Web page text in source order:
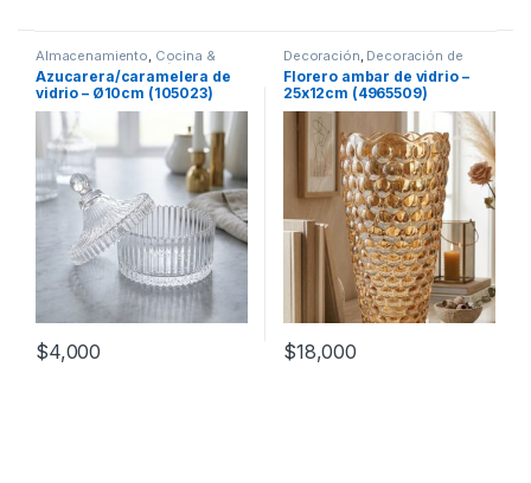
Almacenamiento Cocina &
Comedor Decoración,
Decoración de mesas
Azucarera/caramelera de
vidrio – Ø10cm (105023)
$4,000
Decoración Decoración de
mesas
Florero ambar de vidrio –
25x12cm (4965509)
$18,000